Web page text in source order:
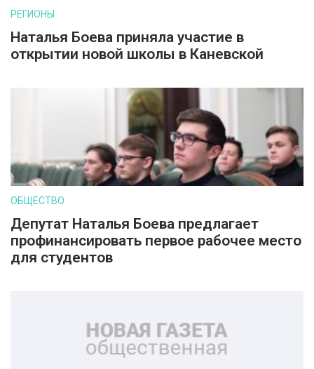
РЕГИОНЫ
Наталья Боева приняла участие в
открытии новой школы в Каневской
ОБЩЕСТВО
Депутат Наталья Боева предлагает
профинансировать первое рабочее место
для студентов